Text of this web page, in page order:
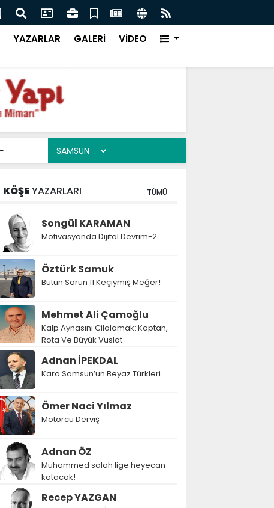
Küçük Banyolar Nasıl Düzenlenir? Decorelax Banyo
Neler?
YAZARLAR GALERİ VİDEO
KÖŞEYAZARLARI TÜMÜ
Songül KARAMAN
Motivasyonda Dijital Devrim-2
Öztürk Samuk
Bütün Sorun 11 Keçiymiş Meğer!
Mehmet Ali Çamoğlu
Kalp Aynasını Cilalamak: Kaptan,
Rota Ve Büyük Vuslat
Adnan İPEKDAL
Kara Samsun’un Beyaz Türkleri
Ömer Naci Yılmaz
Motorcu Derviş
Adnan ÖZ
Muhammed salah lige heyecan
katacak!
Recep YAZGAN